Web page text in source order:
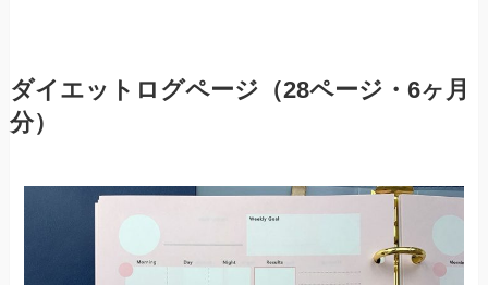
ダイエットログページ（28ページ・6ヶ月
分）